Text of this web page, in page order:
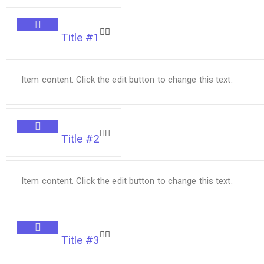
Title #1
Item content. Click the edit button to change this text.
Title #2
Item content. Click the edit button to change this text.
Title #3